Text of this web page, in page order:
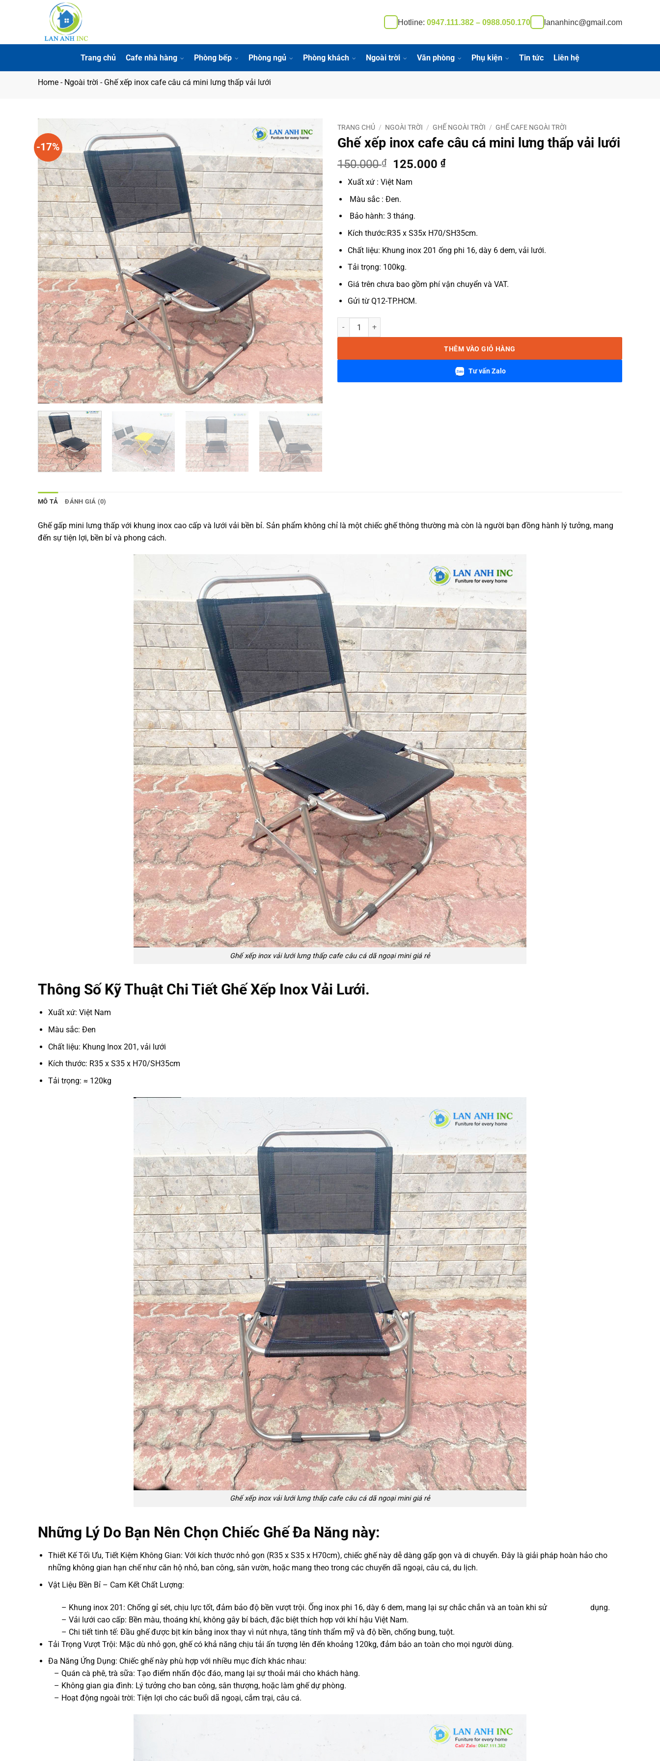
dung
Hotline: 0947.111.382 – 0988.050.170 lananhinc@gmail.com
Trang chủ Cafe nhà hàng Phòng bếp Phòng ngủ Phòng khách Ngoài trời Văn phòng Phụ kiện Tin tức Liên hệ
Home - Ngoài trời - Ghế xếp inox cafe câu cá mini lưng thấp vải lưới
-17%
TRANG CHỦ / NGOÀI TRỜI / GHẾ NGOÀI TRỜI / GHẾ CAFE NGOÀI TRỜI
Ghế xếp inox cafe câu cá mini lưng thấp vải lưới
150.000₫
Giá
gốc
là:
150.000 ₫.
125.000₫Giá
Xuất xứ : Việt Nam
Màu sắc : Đen.
Bảo hành: 3 tháng.
Kích thước:R35 x S35x H70/SH35cm.
Chất liệu: Khung inox 201 ống phi 16, dày 6 dem, vải lưới.
Tải trọng: 100kg.
Giá trên chưa bao gồm phí vận chuyển và VAT.
Gửi từ Q12-TP.HCM.
Ghế xếp inox cafe câu cá mini lưng thấp vải lưới số lượng
THÊM VÀO GIỎ HÀNG
Tư vấn Zalo
MÔ TẢ ĐÁNH GIÁ (0)
Ghế gấp mini lưng thấp với khung inox cao cấp và lưới vải bền bỉ. Sản phẩm không chỉ là một chiếc ghế thông thường mà còn là người bạn đồng hành lý tưởng, mang
đến sự tiện lợi, bền bỉ và phong cách.
Ghế xếp inox vải lưới lưng thấp cafe câu cá dã ngoại mini giá rẻ
Thông Số Kỹ Thuật Chi Tiết Ghế Xếp Inox Vải Lưới.
Xuất xứ: Việt Nam
Màu sắc: Đen
Chất liệu: Khung Inox 201, vải lưới
Kích thước: R35 x S35 x H70/SH35cm
Tải trọng: ≈ 120kg
Ghế xếp inox vải lưới lưng thấp cafe câu cá dã ngoại mini giá rẻ
Những Lý Do Bạn Nên Chọn Chiếc Ghế Đa Năng này:
Thiết Kế Tối Ưu, Tiết Kiệm Không Gian: Với kích thước nhỏ gọn (R35 x S35 x H70cm), chiếc ghế này dễ dàng gấp gọn và di chuyển. Đây là giải pháp hoàn hảo cho
những không gian hạn chế như căn hộ nhỏ, ban công, sân vườn, hoặc mang theo trong các chuyến dã ngoại, câu cá, du lịch.
Vật Liệu Bền Bỉ – Cam Kết Chất Lượng:
– Khung inox 201: Chống gỉ sét, chịu lực tốt, đảm bảo độ bền vượt trội. Ống inox phi 16, dày 6 dem, mang lại sự chắc chắn và an toàn khi sử dụng.
– Vải lưới cao cấp: Bền màu, thoáng khí, không gây bí bách, đặc biệt thích hợp với khí hậu Việt Nam.
– Chi tiết tinh tế: Đầu ghế được bịt kín bằng inox thay vì nút nhựa, tăng tính thẩm mỹ và độ bền, chống bung, tuột.
Tải Trọng Vượt Trội: Mặc dù nhỏ gọn, ghế có khả năng chịu tải ấn tượng lên đến khoảng 120kg, đảm bảo an toàn cho mọi người dùng.
Đa Năng Ứng Dụng: Chiếc ghế này phù hợp với nhiều mục đích khác nhau:
– Quán cà phê, trà sữa: Tạo điểm nhấn độc đáo, mang lại sự thoải mái cho khách hàng.
– Không gian gia đình: Lý tưởng cho ban công, sân thượng, hoặc làm ghế dự phòng.
– Hoạt động ngoài trời: Tiện lợi cho các buổi dã ngoại, cắm trại, câu cá.